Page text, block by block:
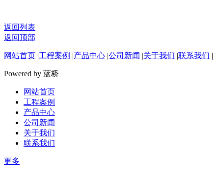
返回列表
返回顶部
网站首页 |工程案例 |产品中心 |公司新闻 |关于我们 |联系我们 |
Powered by 蓝桥
网站首页
工程案例
产品中心
公司新闻
关于我们
联系我们
更多